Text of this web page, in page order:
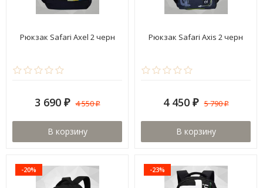
Рюкзак Safari Axel 2 черн
3 690 ₽ 4 550₽
В корзину
Рюкзак Safari Axis 2 черн
4 450 ₽ 5 790₽
В корзину
-20% -23%